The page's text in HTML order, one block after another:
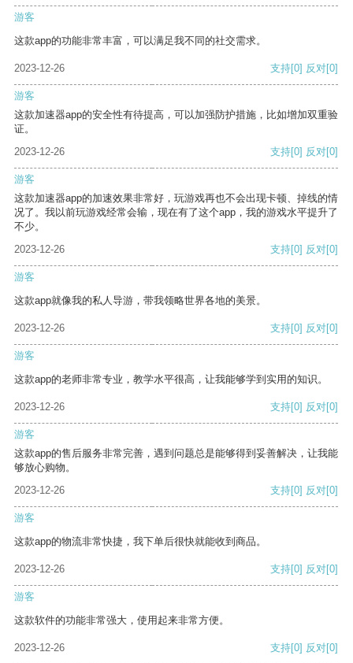
游客
这款app的功能非常丰富，可以满足我不同的社交需求。
2023-12-26 支持[0] 反对[0]
游客
这款加速器app的安全性有待提高，可以加强防护措施，比如增加双重验
证。
2023-12-26
支持[0] 反对[0]
游客
这款加速器app的加速效果非常好，玩游戏再也不会出现卡顿、掉线的情
况了。我以前玩游戏经常会输，现在有了这个app，我的游戏水平提升了
不少。
2023-12-26
支持[0] 反对[0]
游客
这款app就像我的私人导游，带我领略世界各地的美景。
2023-12-26 支持[0] 反对[0]
游客
这款app的老师非常专业，教学水平很高，让我能够学到实用的知识。
2023-12-26 支持[0] 反对[0]
游客
这款app的售后服务非常完善，遇到问题总是能够得到妥善解决，让我能
够放心购物。
2023-12-26
支持[0] 反对[0]
游客
这款app的物流非常快捷，我下单后很快就能收到商品。
2023-12-26 支持[0] 反对[0]
游客
这款软件的功能非常强大，使用起来非常方便。
2023-12-26 支持[0] 反对[0]